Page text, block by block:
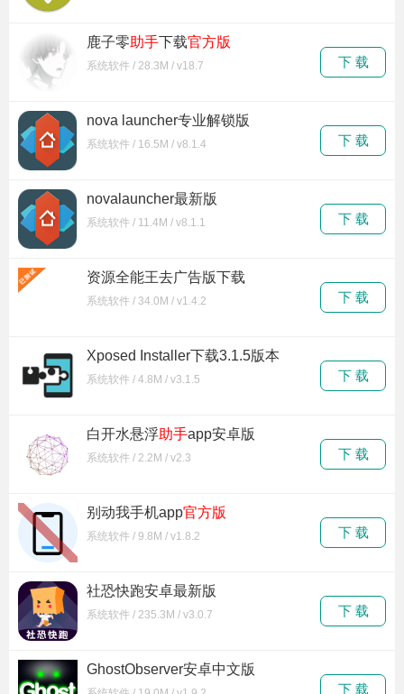
鹿子零助手下载官方版
系统软件 / 28.3M / v18.7 下 载
nova launcher专业解锁版
系统软件 / 16.5M / v8.1.4 下 载
novalauncher最新版
系统软件 / 11.4M / v8.1.1 下 载
资源全能王去广告版下载
系统软件 / 34.0M / v1.4.2 下 载
Xposed Installer下载3.1.5版本
系统软件 / 4.8M / v3.1.5 下 载
白开水悬浮助手app安卓版
系统软件 / 2.2M / v2.3 下 载
别动我手机app官方版
系统软件 / 9.8M / v1.8.2 下 载
社恐快跑安卓最新版
系统软件 / 235.3M / v3.0.7 下 载
GhostObserver安卓中文版
下 载